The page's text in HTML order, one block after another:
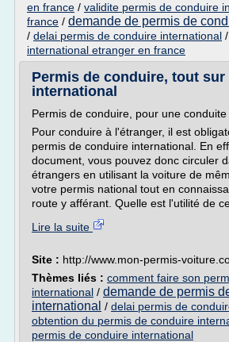
en france / validite permis de conduire
france / demande de permis de
/ delai permis de conduire international /
international etranger en france
Permis de conduire, tout sur
international
Permis de conduire, pour une
Pour conduire à l'étranger, il est
permis de conduire international. En
document, vous pouvez donc circuler
étrangers en utilisant la voiture de
votre permis national tout en
route y afférant. Quelle est l'utilité de ce
Lire la suite
Site : http://www.mon-permis-
Thèmes liés : comment faire son
international / demande de permis
international / delai permis de
obtention du permis de conduire
permis de conduire international